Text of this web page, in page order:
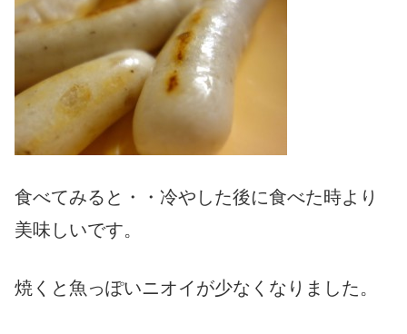
食べてみると・・冷やした後に食べた時より
美味しいです。
焼くと魚っぽいニオイが少なくなりました。